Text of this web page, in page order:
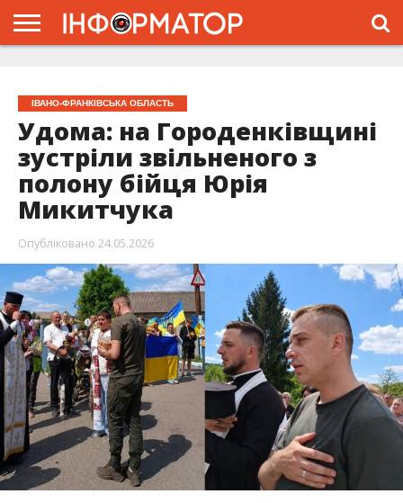
ІВАНО-ФРАНКІВСЬКА ОБЛАСТЬ
Удома: на Городенківщині
зустріли звільненого з
полону бійця Юрія
Микитчука
Опубліковано 24.05.2026